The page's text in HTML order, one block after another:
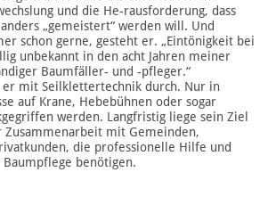
und die He-rausforderung, dass
„gemeistert“ werden will. Und
schon gerne, gesteht er. „Eintönigkeit bei
unbekannt in den acht Jahren meiner
Baumfäller- und -pfleger.“
mit Seilklettertechnik durch. Nur in
auf Krane, Hebebühnen oder sogar
werden. Langfristig liege sein Ziel
Zusammenarbeit mit Gemeinden,
die professionelle Hilfe und
benötigen.